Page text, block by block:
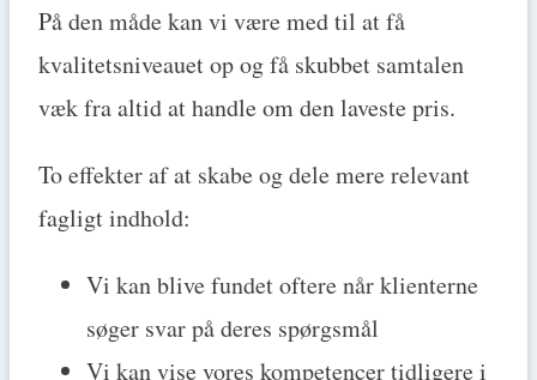
På den måde kan vi være med til at få
kvalitetsniveauet op og få skubbet samtalen
væk fra altid at handle om den laveste pris.
To effekter af at skabe og dele mere relevant
fagligt indhold:
Vi kan blive fundet oftere når klienterne
søger svar på deres spørgsmål
Vi kan vise vores kompetencer tidligere i